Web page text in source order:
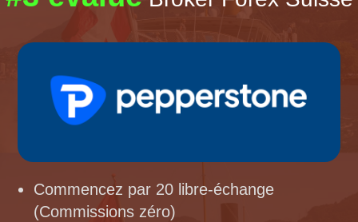
Commencez par 20 libre-échange
(Commissions zéro)